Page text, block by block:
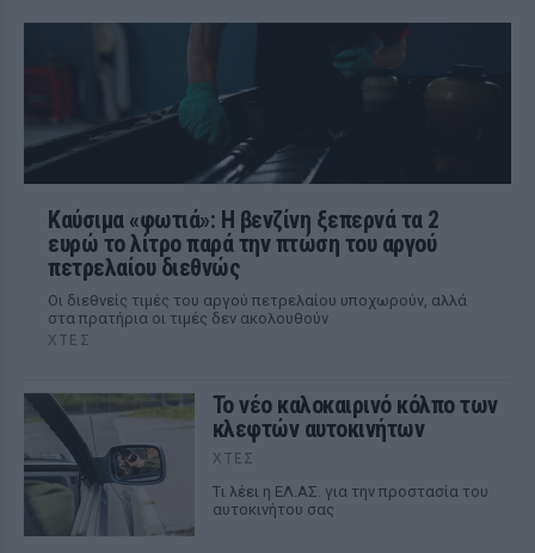
Καύσιμα «φωτιά»: Η βενζίνη ξεπερνά τα 2
ευρώ το λίτρο παρά την πτώση του αργού
πετρελαίου διεθνώς
Οι διεθνείς τιμές του αργού πετρελαίου υποχωρούν, αλλά
στα πρατήρια οι τιμές δεν ακολουθούν
ΧΤΕΣ
Το νέο καλοκαιρινό κόλπο των
κλεφτών αυτοκινήτων
ΧΤΕΣ
Tι λέει η ΕΛ.ΑΣ. για την προστασία του
αυτοκινήτου σας